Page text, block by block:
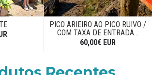
PICO ARIEIRO AO PICO RUIVO /
COM TAXA DE ENTRADA...
60,00€ EUR